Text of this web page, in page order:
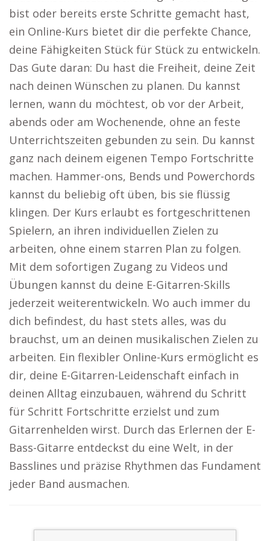
bist oder bereits erste Schritte gemacht hast,
ein Online-Kurs bietet dir die perfekte Chance,
deine Fähigkeiten Stück für Stück zu entwickeln.
Das Gute daran: Du hast die Freiheit, deine Zeit
nach deinen Wünschen zu planen. Du kannst
lernen, wann du möchtest, ob vor der Arbeit,
abends oder am Wochenende, ohne an feste
Unterrichtszeiten gebunden zu sein. Du kannst
ganz nach deinem eigenen Tempo Fortschritte
machen. Hammer-ons, Bends und Powerchords
kannst du beliebig oft üben, bis sie flüssig
klingen. Der Kurs erlaubt es fortgeschrittenen
Spielern, an ihren individuellen Zielen zu
arbeiten, ohne einem starren Plan zu folgen.
Mit dem sofortigen Zugang zu Videos und
Übungen kannst du deine E-Gitarren-Skills
jederzeit weiterentwickeln. Wo auch immer du
dich befindest, du hast stets alles, was du
brauchst, um an deinen musikalischen Zielen zu
arbeiten. Ein flexibler Online-Kurs ermöglicht es
dir, deine E-Gitarren-Leidenschaft einfach in
deinen Alltag einzubauen, während du Schritt
für Schritt Fortschritte erzielst und zum
Gitarrenhelden wirst. Durch das Erlernen der E-
Bass-Gitarre entdeckst du eine Welt, in der
Basslines und präzise Rhythmen das Fundament
jeder Band ausmachen.